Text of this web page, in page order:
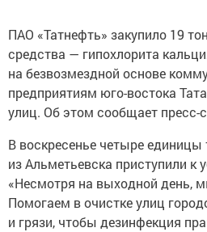
ПАО «Татнефть» закупило 19
средства — гипохлорита
на безвозмездной основе
предприятиям юго-востока
улиц. Об этом сообщает пресс-
В воскресенье четыре единицы
из Альметьевска приступили к
«Несмотря на выходной день,
Помогаем в очистке улиц
и грязи, чтобы дезинфекция